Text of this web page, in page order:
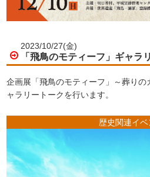
2023/10/27(金)
「飛鳥のモティーフ」ギャラ
企画展「飛鳥のモティーフ」～葬り
ャラリートークを行います。
歴史関連イベ